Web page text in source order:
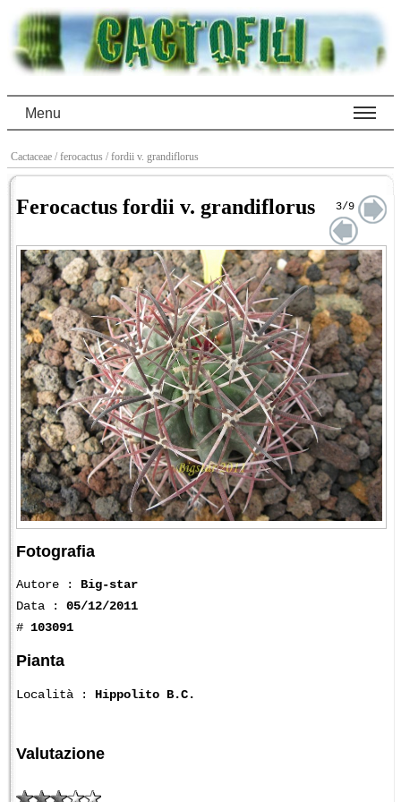
Menu
Cactaceae / ferocactus / fordii v. grandiflorus
Ferocactus fordii v. grandiflorus 3/9
Fotografia
Autore : Big-star
Data : 05/12/2011
# 103091
Pianta
Località : Hippolito B.C.
Valutazione